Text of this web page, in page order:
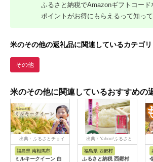
ふるさと納税でAmazonギフトコード
ポイントがお得にもらえるって知っ
米のその他の返礼品に関連しているカテゴリ
その他
米のその他に関連しているおすすめの
出典：ふるさとチョイ
ス
福島県 南相馬市
ミルキークイーン 白
出典：Yahoo!ふるさと
納税
福島県 西郷村
ふるさと納税 西郷村